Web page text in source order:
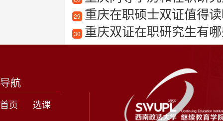
29 重庆在职硕士双证值得
30 重庆双证在职研究生有
导航
首页
选课